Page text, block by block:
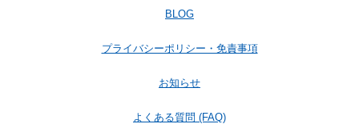
BLOG
プライバシーポリシー・免責事項
お知らせ
よくある質問 (FAQ)